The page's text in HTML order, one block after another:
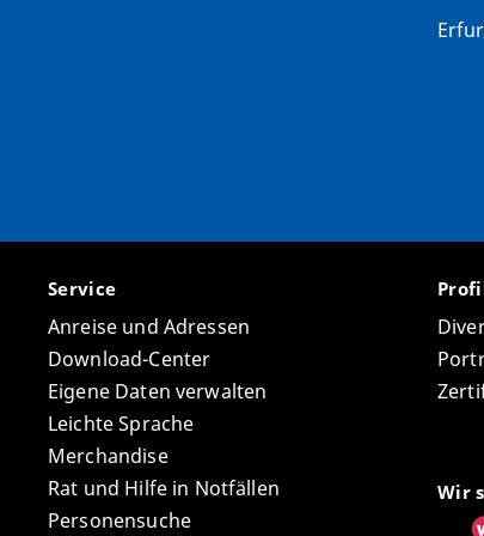
Service
Anreise und Adressen
Download-Center
Eigene Daten verwalten
Leichte Sprache
Merchandise
Rat und Hilfe in Notfällen
Personensuche
Wir